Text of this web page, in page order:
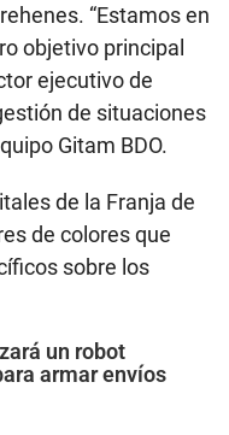
“Estamos en
objetivo principal
ejecutivo de
de situaciones
Gitam BDO.
de la Franja de
de colores que
sobre los
un robot
armar envíos